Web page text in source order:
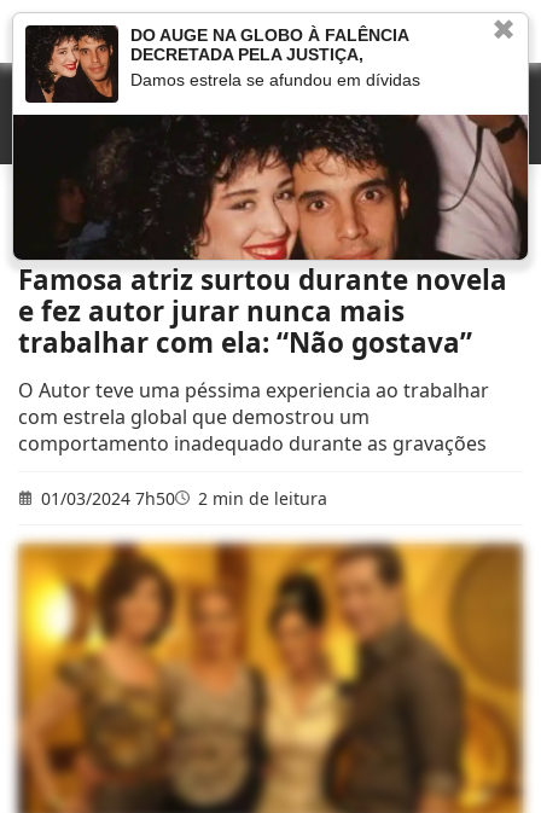
Marcou na TV »
Famosa atriz surtou durante novela e fez autor jurar
nunca mais trabalhar com ela: “Não gostava”
Famosa atriz surtou durante novela
e fez autor jurar nunca mais
trabalhar com ela: “Não gostava”
O Autor teve uma péssima experiencia ao trabalhar
com estrela global que demostrou um
comportamento inadequado durante as gravações
01/03/2024 7h50 2 min de leitura
✖
DO AUGE NA GLOBO À FALÊNCIA
DECRETADA PELA JUSTIÇA,
Damos estrela se afundou em dívidas